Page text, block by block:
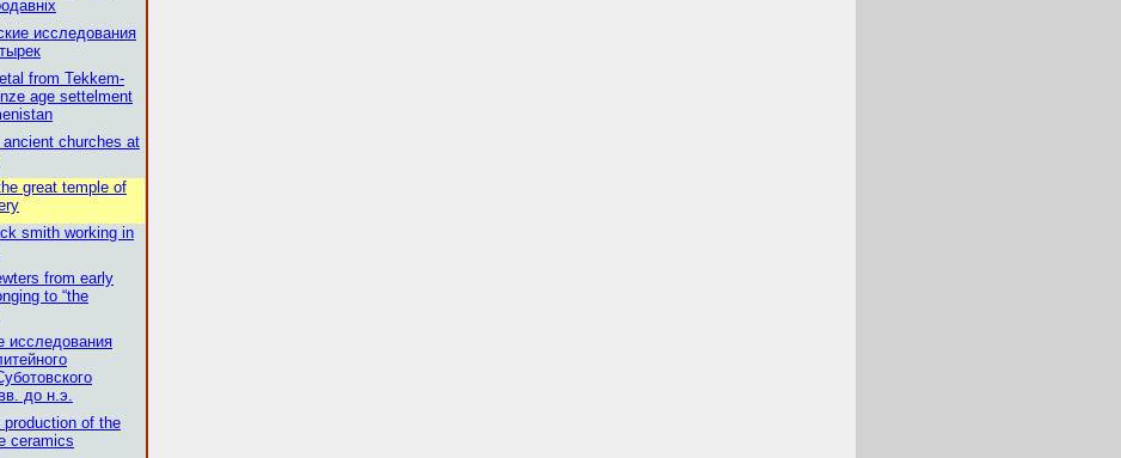
исследования
from Tekkem-
age settelment
churches at
great temple of
smith working in
from early
to “the
исследования
до н.э.
of the
ceramics